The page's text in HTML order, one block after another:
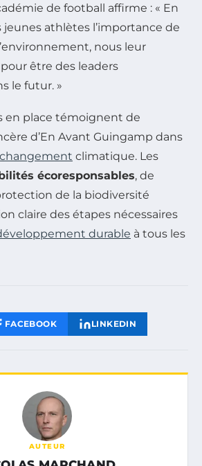
de football affirme : « En
athlètes l’importance de
nous leur
être des leaders
le futur. »
en place témoignent de
d’En Avant Guingamp dans
climatique. Les
écoresponsables, de
de la biodiversité
claire des étapes nécessaires
durable à tous les
FACEBOOK LINKEDIN
AUTEUR